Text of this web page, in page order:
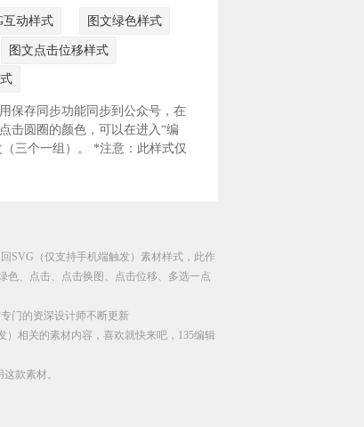
互动样式 图文绿色样式
图文点击位移样式
保存同步功能同步到公众号，在
击圆圈的颜色，可以在进入“编
三个一组）。 *注意：此样式仅
SVG（仅支持手机端触发）素材样式，此作
色、点击、点击换图、点击位移、多选一点
门的资深设计师不断更新
相关的素材内容，喜欢就快来吧，135编辑
款素材。